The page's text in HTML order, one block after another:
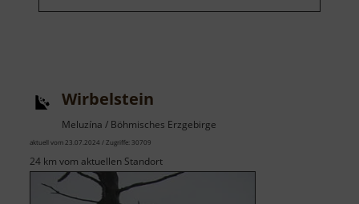
Wirbelstein
Meluzína / Böhmisches Erzgebirge
aktuell vom 23.07.2024 / Zugriffe: 30709
24 km vom aktuellen Standort